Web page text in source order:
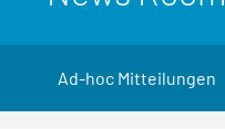
Ad-hoc Mitteilungen